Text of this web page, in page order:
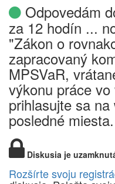
Odpovedám
za 12 hodín ...
"Zákon o
zapracovaný
MPSVaR,
výkonu práce
prihlasujte sa
posledné miesta.
Diskusia je
Rozšírte svoju